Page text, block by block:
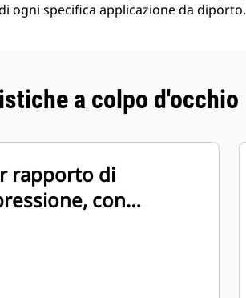
ogni specifica applicazione da diporto.
a colpo d'occhio
rapporto di
con